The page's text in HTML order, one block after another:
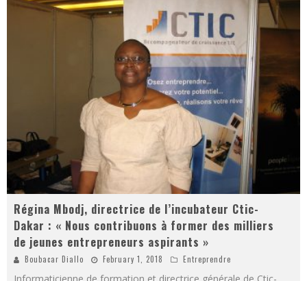
Régina Mbodj, directrice de l’incubateur Ctic-
Dakar : « Nous contribuons à former des milliers
de jeunes entrepreneurs aspirants »
Boubacar Diallo February 1, 2018 Entreprendre